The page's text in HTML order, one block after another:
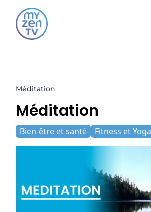
Méditation
Méditation
Bien-être et santé Fitness et Yoga